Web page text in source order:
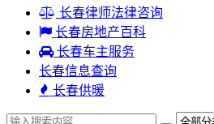
长春律师法律咨询
长春房地产百科
长春车主服务
长春信息查询
长春供暖